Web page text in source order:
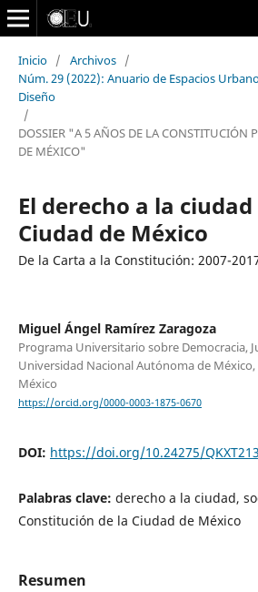
Inicio / Archivos /
Núm. 29 (2022): Anuario de Espacios
Diseño
/
DOSSIER "A 5 AÑOS DE LA CONSTITUCIÓN
DE MÉXICO"
El derecho a la
Ciudad de México
De la Carta a la Constitución: 2007-
Miguel Ángel Ramírez Zaragoza
Programa Universitario sobre Democracia,
Universidad Nacional Autónoma de
México
https://orcid.org/0000-0003-1875-0670
DOI: https://doi.org/10.24275/
Palabras clave: derecho a la ciudad,
Constitución de la Ciudad de México
Resumen